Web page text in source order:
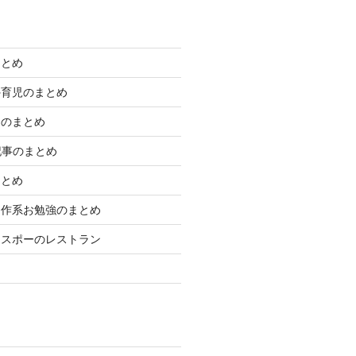
め
児のまとめ
まとめ
のまとめ
め
系お勉強のまとめ
ポーのレストラン